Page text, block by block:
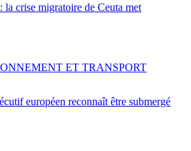
la crise migratoire de Ceuta met
européen reconnaît être submergé
ET TRANSPORT